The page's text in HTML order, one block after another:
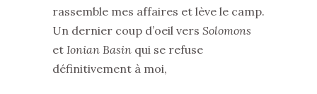
rassemble mes affaires et lève le camp.
Un dernier coup d’oeil vers Solomons
et Ionian Basin qui se refuse
définitivement à moi,